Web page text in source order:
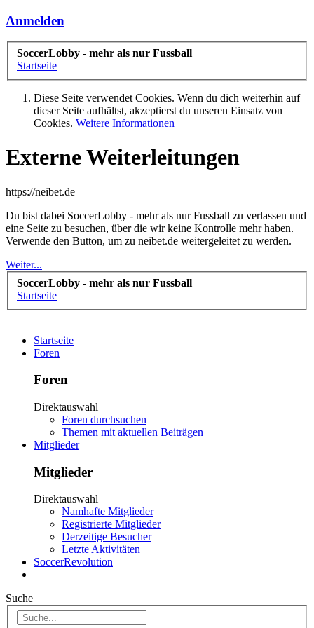
Anmelden
SoccerLobby - mehr als nur Fussball
Startseite
Diese Seite verwendet Cookies. Wenn du dich weiterhin auf
dieser Seite aufhältst, akzeptierst du unseren Einsatz von
Cookies. Weitere Informationen
Externe Weiterleitungen
https://neibet.de
Du bist dabei SoccerLobby - mehr als nur Fussball zu verlassen und
eine Seite zu besuchen, über die wir keine Kontrolle mehr haben.
Verwende den Button, um zu neibet.de weitergeleitet zu werden.
Weiter...
SoccerLobby - mehr als nur Fussball
Startseite
Startseite
Foren
Foren
Direktauswahl
Foren durchsuchen
Themen mit aktuellen Beiträgen
Mitglieder
Mitglieder
Direktauswahl
Namhafte Mitglieder
Registrierte Mitglieder
Derzeitige Besucher
Letzte Aktivitäten
SoccerRevolution
Suche